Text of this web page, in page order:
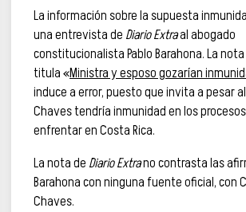
La información sobre la supuesta
una entrevista de Diario Extraal abogado
constitucionalista Pablo Barahona. La
titula «Ministra y esposo gozarían
induce a error, puesto que invita a pesar
Chaves tendría inmunidad en los
enfrentar en Costa Rica.
La nota de Diario Extrano contrasta las
Barahona con ninguna fuente oficial, con
Chaves.